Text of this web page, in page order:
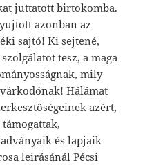
jut­tatott birtokomba.
azonban az
sajtó! Ki sejtené,
tesz, a maga
mily
Hálámat
azért,
és lapjaik
leirásánál Pécsi